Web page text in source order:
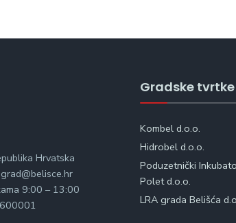
Hrvatska
9:00 – 13:00
Gradske tvrtke
Kombel d.o.o.
Hidrobel d.o.o.
Poduzetnički
Polet d.o.o.
LRA grada Belišća